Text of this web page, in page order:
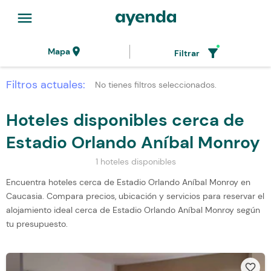
menu
Mapalocation_on Filtrar filter_alt
Filtros actuales: No tienes filtros seleccionados.
Hoteles disponibles cerca de
Estadio Orlando Aníbal Monroy
1 hoteles disponibles
Encuentra hoteles cerca de Estadio Orlando Aníbal Monroy en
Caucasia. Compara precios, ubicación y servicios para reservar el
alojamiento ideal cerca de Estadio Orlando Aníbal Monroy según
tu presupuesto.
favorite_border